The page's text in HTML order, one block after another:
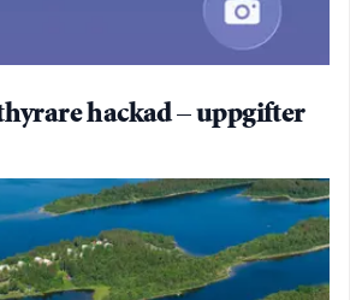
hackad – uppgifter